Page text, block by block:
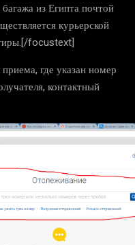
из Египта почтой
курьерской
focustext]
где указан номер
контактный